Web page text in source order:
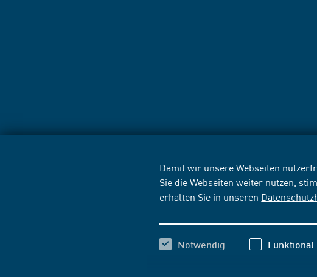
Damit wir unsere Webseiten
Sie die Webseiten weiter nutzen,
erhalten Sie in unseren
Notwendig Funktional